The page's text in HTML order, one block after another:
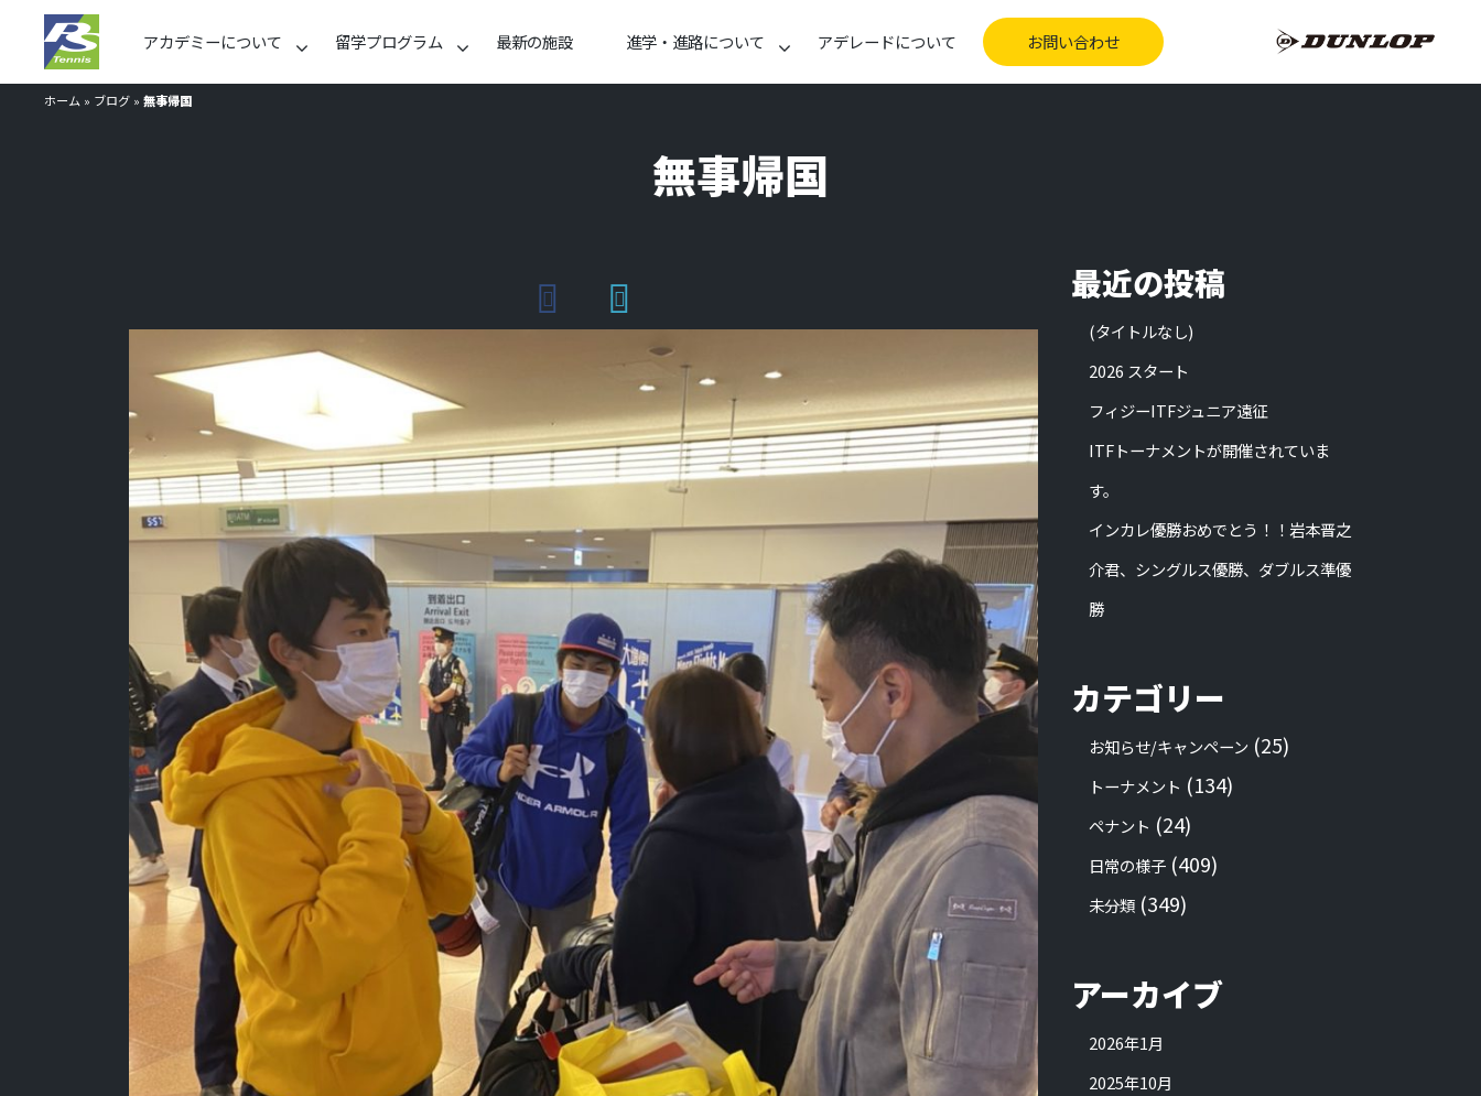
アカデミーについて 留学プログラム 最新の施設 進学・進路について アデレードについて お問い合わせ
ホーム » ブログ »無事帰国
無事帰国
最近の投稿
(タイトルなし)
2026 スタート
フィジーITFジュニア遠征
ITFトーナメントが開催されていま
す。
インカレ優勝おめでとう！！岩本晋之
介君、シングルス優勝、ダブルス準優
勝
カテゴリー
お知らせ/キャンペーン (25)
トーナメント (134)
ペナント (24)
日常の様子 (409)
未分類 (349)
アーカイブ
2026年1月
2025年10月